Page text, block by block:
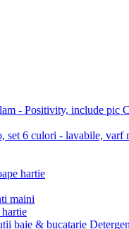
- Positivity, include pic
set 6 culori - lavabile, varf
hartie
maini
baie & bucatarie